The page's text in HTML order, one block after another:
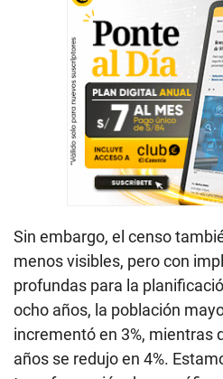
Sin embargo, el censo
menos visibles, pero con
profundas para la
ocho años, la población
incrementó en 3%, mientras
años se redujo en 4%.